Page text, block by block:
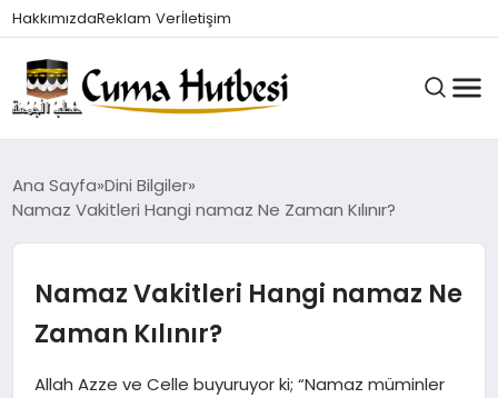
HakkımızdaReklam Verİletişim
HUTBELER
DINI BILGILER
Ana Sayfa Dini Bilgiler
Namaz Vakitleri Hangi namaz Ne Zaman Kılınır?
Namaz Vakitleri Hangi namaz Ne
Zaman Kılınır?
Allah Azze ve Celle buyuruyor ki; “Namaz müminler